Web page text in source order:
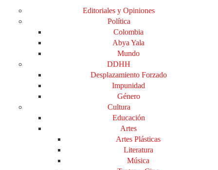
Editoriales y Opiniones
Política
Colombia
Abya Yala
Mundo
DDHH
Desplazamiento Forzado
Impunidad
Género
Cultura
Educación
Artes
Artes Plásticas
Literatura
Música